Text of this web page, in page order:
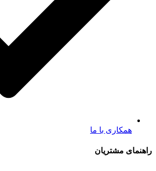
همکاری با ما
راهنمای مشتریان